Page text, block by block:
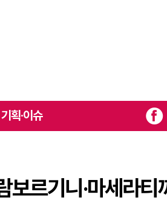
기획·이슈
니·마세라티까지...매력적인 미드십 스
르기니·마세라